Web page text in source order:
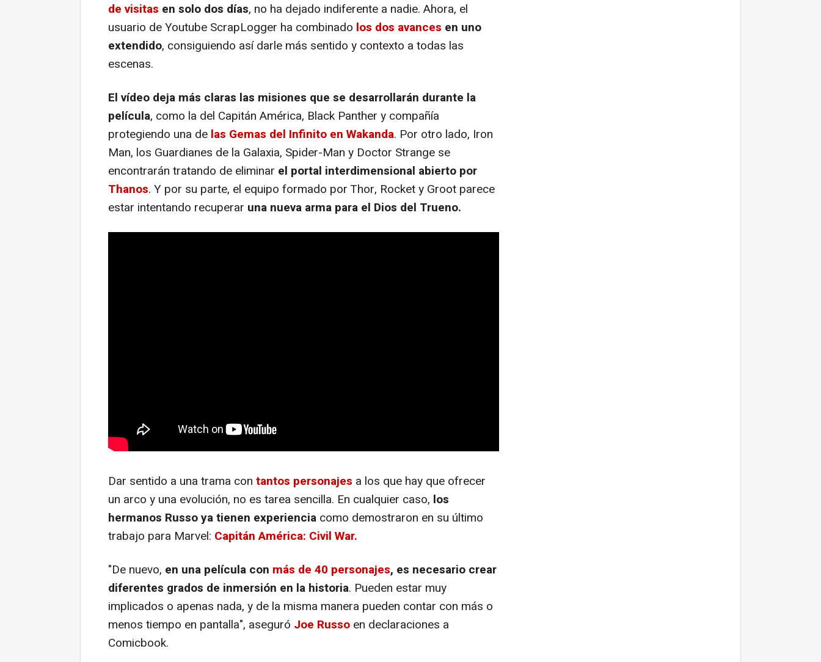
de visitas en solo dos días, no ha dejado indiferente a nadie. Ahora, el
usuario de Youtube ScrapLogger ha combinado los dos avances en uno
extendido, consiguiendo así darle más sentido y contexto a todas las
escenas.
El vídeo deja más claras las misiones que se desarrollarán durante la
película, como la del Capitán América, Black Panther y compañía
protegiendo una de las Gemas del Infinito en Wakanda. Por otro lado, Iron
Man, los Guardianes de la Galaxia, Spider-Man y Doctor Strange se
encontrarán tratando de eliminar el portal interdimensional abierto por
Thanos. Y por su parte, el equipo formado por Thor, Rocket y Groot parece
estar intentando recuperar una nueva arma para el Dios del Trueno.
Dar sentido a una trama con tantos personajes a los que hay que ofrecer
un arco y una evolución, no es tarea sencilla. En cualquier caso, los
hermanos Russo ya tienen experiencia como demostraron en su último
trabajo para Marvel: Capitán América: Civil War.
"De nuevo, en una película con más de 40 personajes, es necesario crear
diferentes grados de inmersión en la historia. Pueden estar muy
implicados o apenas nada, y de la misma manera pueden contar con más o
menos tiempo en pantalla", aseguró Joe Russo en declaraciones a
Comicbook.